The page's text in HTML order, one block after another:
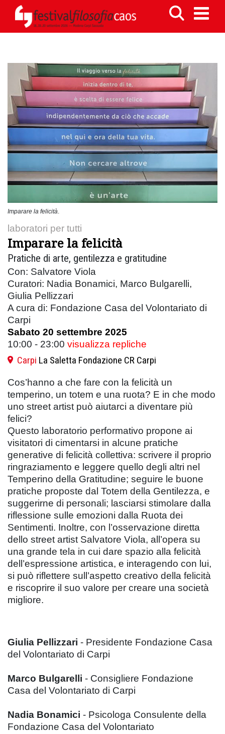
Imparare la felicità.
laboratori per tutti
Imparare la felicità
Pratiche di arte, gentilezza e gratitudine
Con: Salvatore Viola
Curatori: Nadia Bonamici, Marco Bulgarelli,
Giulia Pellizzari
A cura di: Fondazione Casa del Volontariato di
Carpi
Sabato 20 settembre 2025
10:00 - 23:00 visualizza repliche
Carpi La Saletta Fondazione CR Carpi
Cos’hanno a che fare con la felicità un
temperino, un totem e una ruota? E in che modo
uno street artist può aiutarci a diventare più
felici?
Questo laboratorio performativo propone ai
visitatori di cimentarsi in alcune pratiche
generative di felicità collettiva: scrivere il proprio
ringraziamento e leggere quello degli altri nel
Temperino della Gratitudine; seguire le buone
pratiche proposte dal Totem della Gentilezza, e
suggerirne di personali; lasciarsi stimolare dalla
riflessione sulle emozioni dalla Ruota dei
Sentimenti. Inoltre, con l’osservazione diretta
dello street artist Salvatore Viola, all’opera su
una grande tela in cui dare spazio alla felicità
dell’espressione artistica, e interagendo con lui,
si può riflettere sull’aspetto creativo della felicità
e riscoprire il suo valore per creare una società
migliore.
Giulia Pellizzari - Presidente Fondazione Casa
del Volontariato di Carpi
Marco Bulgarelli - Consigliere Fondazione
Casa del Volontariato di Carpi
Nadia Bonamici - Psicologa Consulente della
Fondazione Casa del Volontariato